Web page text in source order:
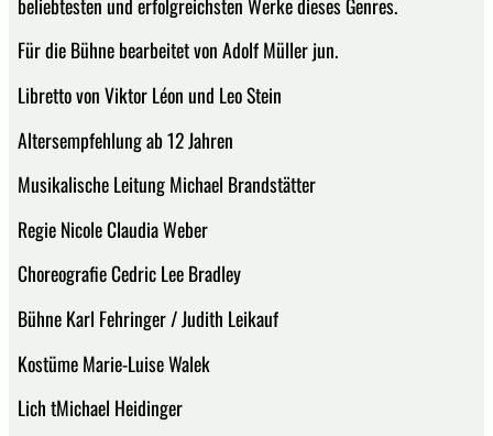
Für die Bühne bearbeitet von Adolf Müller jun.
Libretto von Viktor Léon und Leo Stein
Altersempfehlung ab 12 Jahren
Musikalische Leitung Michael Brandstätter
Regie Nicole Claudia Weber
Choreografie Cedric Lee Bradley
Bühne Karl Fehringer / Judith Leikauf
Kostüme Marie-Luise Walek
Lich tMichael Heidinger